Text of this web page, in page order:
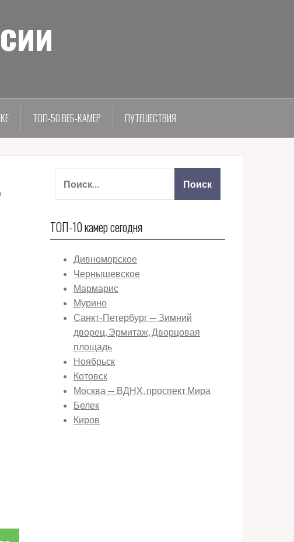
ТОП-50 ВЕБ-КАМЕР ПУТЕШЕСТВИЯ
ТОП-10 камер сегодня